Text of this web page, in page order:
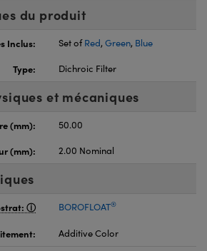
du produit
Inclus: Set ofRed, Green, Blue
Type:
Dichroic Filter
et mécaniques
(mm):
50.00
(mm):
2.00 Nominal
BOROFLOAT®
Additive Color